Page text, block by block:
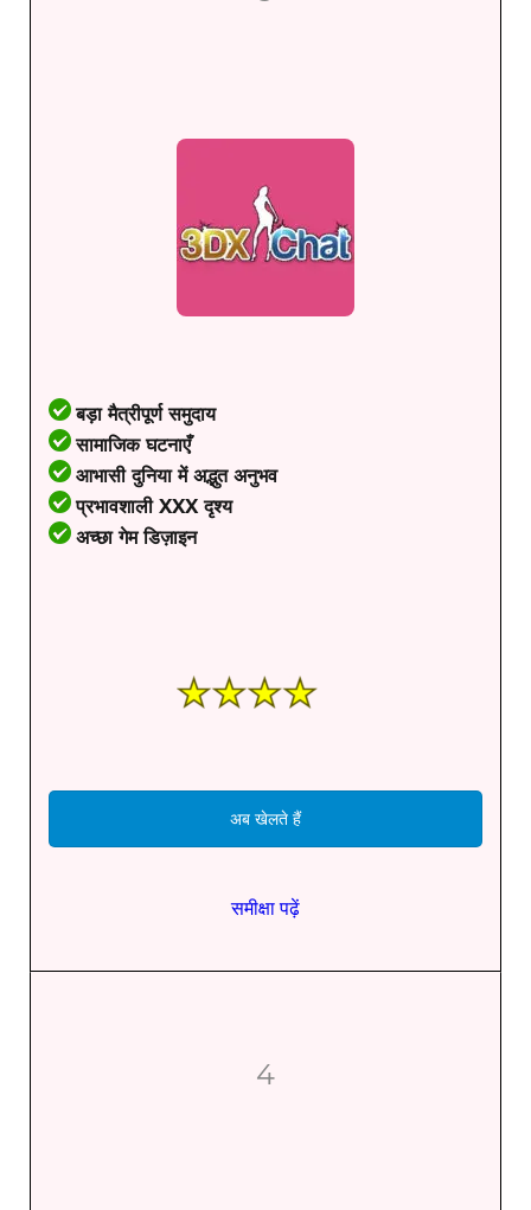
बड़ा मैत्रीपूर्ण समुदाय
सामाजिक घटनाएँ
आभासी दुनिया में अद्भुत अनुभव
प्रभावशाली XXX दृश्य
अच्छा गेम डिज़ाइन
अब खेलते हैं
समीक्षा पढ़ें
4